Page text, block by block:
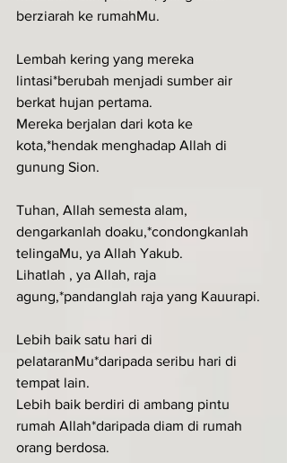
berziarah ke rumahMu.
Lembah kering yang mereka
lintasi*berubah menjadi sumber air
berkat hujan pertama.
Mereka berjalan dari kota ke
kota,*hendak menghadap Allah di
gunung Sion.
Tuhan, Allah semesta alam,
dengarkanlah doaku,*condongkanlah
telingaMu, ya Allah Yakub.
Lihatlah , ya Allah, raja
agung,*pandanglah raja yang Kauurapi.
Lebih baik satu hari di
pelataranMu*daripada seribu hari di
tempat lain.
Lebih baik berdiri di ambang pintu
rumah Allah*daripada diam di rumah
orang berdosa.